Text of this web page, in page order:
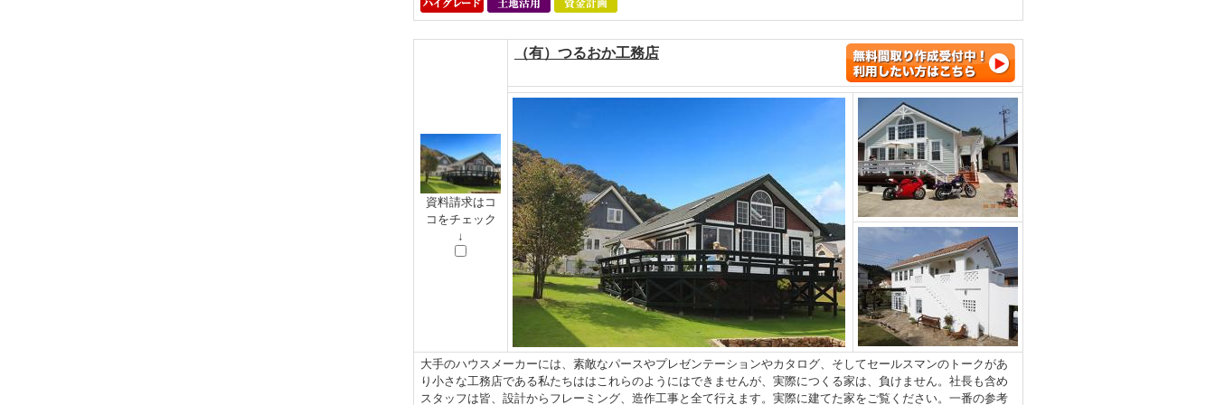
資料請求はコ
コをチェック
↓
（有）つるおか工務店
大手のハウスメーカーには、素敵なパースやプレゼンテーションやカタログ、そしてセールスマンのトークがあ
り小さな工務店である私たちははこれらのようにはできませんが、実際につくる家は、負けません。社長も含め
スタッフは皆、設計からフレーミング、造作工事と全て行えます。実際に建てた家をご覧ください。一番の参考